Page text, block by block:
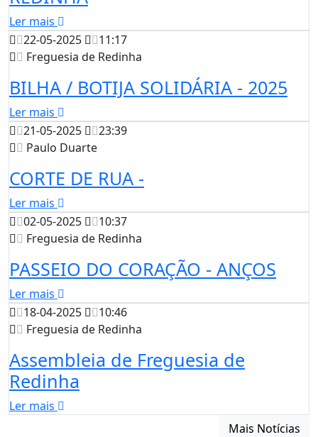
Ler mais
22-05-2025
11:17
Freguesia de Redinha
BILHA / BOTIJA SOLIDÁRIA - 2025
Ler mais
21-05-2025
23:39
Paulo Duarte
CORTE DE RUA -
Ler mais
02-05-2025
10:37
Freguesia de Redinha
PASSEIO DO CORAÇÃO - ANÇOS
Ler mais
18-04-2025
10:46
Freguesia de Redinha
Assembleia de Freguesia de
Redinha
Ler mais
Mais Notícias